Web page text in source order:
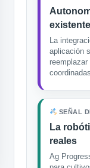
existente
La
aplicación
SEÑAL
La
reales
Ag